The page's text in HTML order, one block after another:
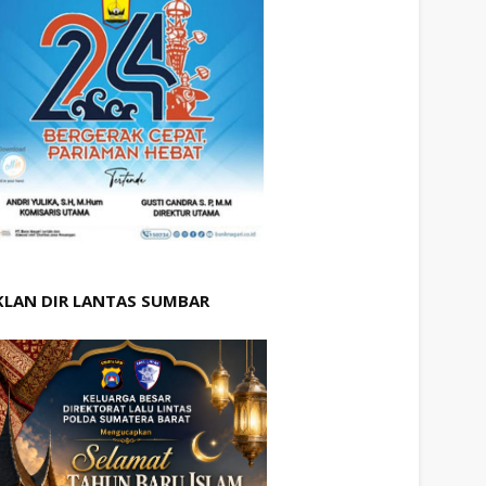
DIR LANTAS SUMBAR